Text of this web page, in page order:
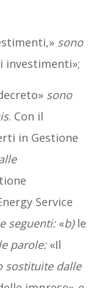
sono
investimenti»;
sono
. Con il
in Gestione
Service
seguenti:«b)le
parole:«Il
sostituite dalle